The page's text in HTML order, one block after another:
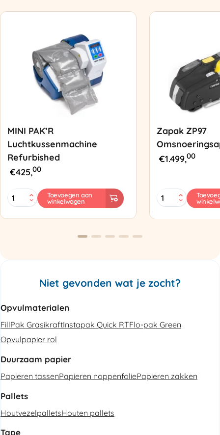
MINI PAK’R
Luchtkussenmachine
Refurbished
€425,00
MINI
PAK'R
Refurbished
Toevoegen aan
winkelwagen
Zapak ZP97
€1.499,00
Zapak
ZP97
Niet gevonden wat je zocht?
Opvulmaterialen
FillPak GrasikraftInstapak Quick RTFlo-pak Green
Opvulpapier rol
Duurzaam papier
Papieren tassenPapieren noppenfoliePapieren zakken
Pallets
HoutvezelpalletsHouten pallets
Tape